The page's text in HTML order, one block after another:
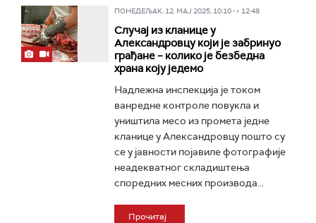
ПОНЕДЕЉАК, 12. МАЈ 2025, 10:10 -> 12:48
Случај из кланице у
Александровцу који је забринуо
грађане – колико је безбедна
храна коју једемо
Надлежна инспекција је током
ванредне контроле повукла и
уништила месо из промета једне
кланице у Александровцу пошто су
се у јавности појавиле фотографије
неадекватног складиштења
споредних месних производа...
Прочитај